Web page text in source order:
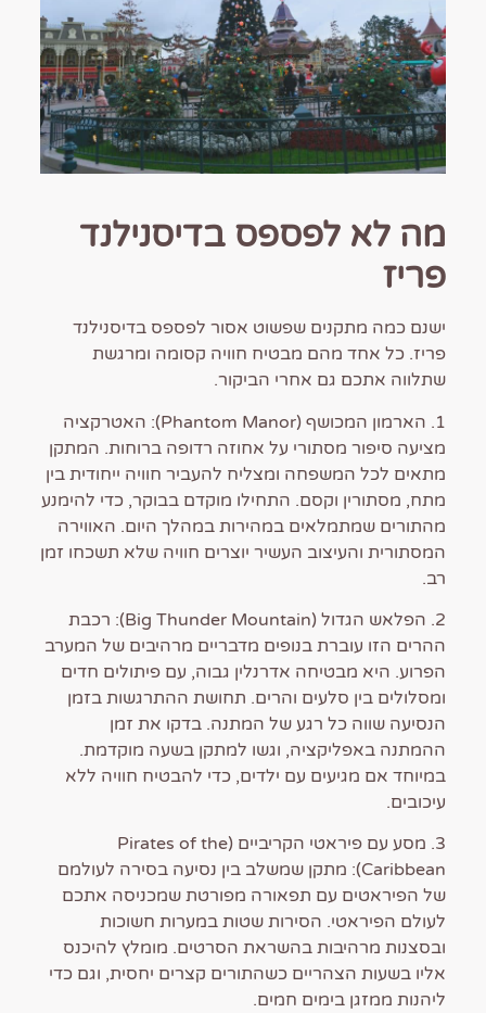
מה לא לפספס בדיסנילנד
פריז
ישנם כמה מתקנים שפשוט אסור לפספס בדיסנילנד
פריז. כל אחד מהם מבטיח חוויה קסומה ומרגשת
שתלווה אתכם גם אחרי הביקור.
1. הארמון המכושף (Phantom Manor): האטרקציה
מציעה סיפור מסתורי על אחוזה רדופה ברוחות. המתקן
מתאים לכל המשפחה ומצליח להעביר חוויה ייחודית בין
מתח, מסתורין וקסם. התחילו מוקדם בבוקר, כדי להימנע
מהתורים שמתמלאים במהירות במהלך היום. האווירה
המסתורית והעיצוב העשיר יוצרים חוויה שלא תשכחו זמן
רב.
2. הפלאש הגדול (Big Thunder Mountain): רכבת
ההרים הזו עוברת בנופים מדבריים מרהיבים של המערב
הפרוע. היא מבטיחה אדרנלין גבוה, עם פיתולים חדים
ומסלולים בין סלעים והרים. תחושת ההתרגשות בזמן
הנסיעה שווה כל רגע של המתנה. בדקו את זמן
ההמתנה באפליקציה, וגשו למתקן בשעה מוקדמת.
במיוחד אם מגיעים עם ילדים, כדי להבטיח חוויה ללא
עיכובים.
3. מסע עם פיראטי הקריביים (Pirates of the
Caribbean): מתקן שמשלב בין נסיעה בסירה לעולמם
של הפיראטים עם תפאורה מפורטת שמכניסה אתכם
לעולם הפיראטי. הסירות שטות במערות חשוכות
ובסצנות מרהיבות בהשראת הסרטים. מומלץ להיכנס
אליו בשעות הצהריים כשהתורים קצרים יחסית, וגם כדי
ליהנות ממזגן בימים חמים.